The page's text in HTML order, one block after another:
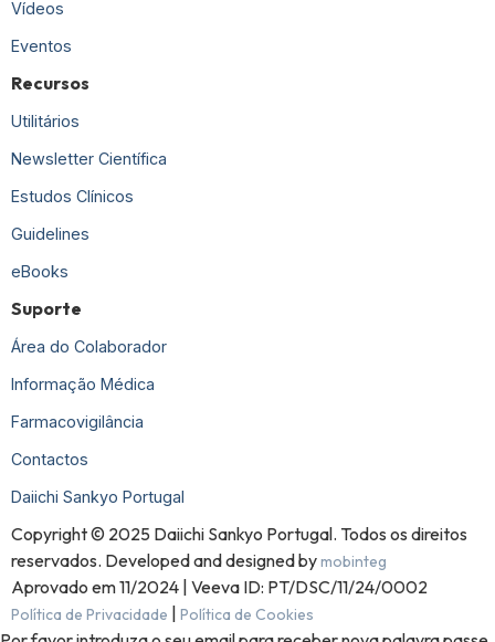
Vídeos
Eventos
Recursos
Utilitários
Newsletter Científica
Estudos Clínicos
Guidelines
eBooks
Suporte
Área do Colaborador
Informação Médica
Farmacovigilância
Contactos
Daiichi Sankyo Portugal
Copyright © 2025 Daiichi Sankyo Portugal. Todos os direitos
reservados. Developed and designed bymobinteg
Aprovado em 11/2024 | Veeva ID: PT/DSC/11/24/0002
Política de Privacidade | Política de Cookies